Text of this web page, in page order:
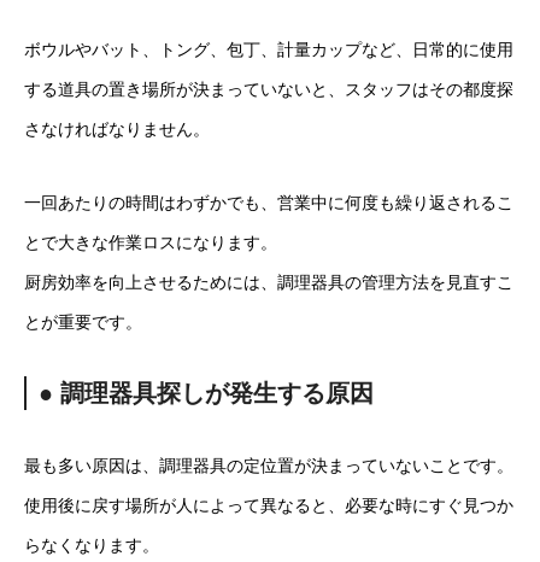
ボウルやバット、トング、包丁、計量カップなど、日常的に使用
する道具の置き場所が決まっていないと、スタッフはその都度探
さなければなりません。
一回あたりの時間はわずかでも、営業中に何度も繰り返されるこ
とで大きな作業ロスになります。
厨房効率を向上させるためには、調理器具の管理方法を見直すこ
とが重要です。
● 調理器具探しが発生する原因
最も多い原因は、調理器具の定位置が決まっていないことです。
使用後に戻す場所が人によって異なると、必要な時にすぐ見つか
らなくなります。